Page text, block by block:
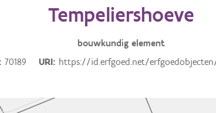
Tempeliershoeve
bouwkundig element
70189 URI https://id.erfgoed.net/